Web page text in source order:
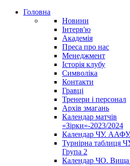
Головна
Новини
Інтерв'ю
Академія
Преса про нас
Менеджмент
Історія клубу
Символіка
Контакти
Гравці
Тренери і персонал
Архів змагань
Календар матчів
«Зірки»-2023/2024
Календар ЧУ.
Турнірна таблиця
Група 2
Календар ЧО. Вища